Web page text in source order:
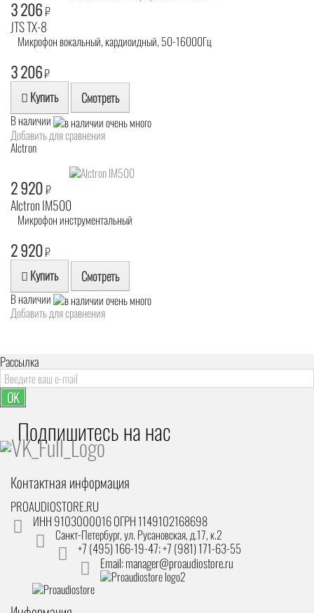
3 206₽
JTS TX-8
Микрофон вокальный, кардиоидный, 50-16000Гц
3 206₽
Купить Смотреть
В наличии
Добавить для сравнения
Alctron
2 920₽
Alctron IM500
Микрофон инструментальный
2 920₽
Купить Смотреть
В наличии
Добавить для сравнения
Рассылка
OK
Подпишитесь на наc
Контактная информация
PROAUDIOSTORE.RU
ИНН 9103000016 ОГРН 1149102168698
Санкт-Петербург,ул. Русановская, д.17, к.2
+7 (495) 166-19-47; +7 (981) 171-63-55
Email: manager@proaudiostore.ru